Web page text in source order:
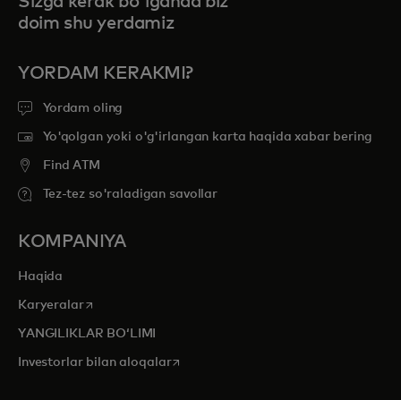
doim shu yerdamiz
YORDAM KERAKMI?
Yordam oling
Yo'qolgan yoki o'g'irlangan karta haqida xabar bering
Find ATM
Tez-tez so'raladigan savollar
KOMPANIYA
Haqida
Karyeralaropens in a new tab
YANGILIKLAR BOʻLIMI
Investorlar bilan aloqalaropens in a new tab